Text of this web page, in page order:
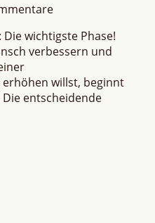
wichtigste Phase!
verbessern und
willst, beginnt
entscheidende